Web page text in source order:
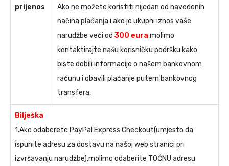
prijenos
Ako ne možete koristiti nijedan od navedenih
načina plaćanja i ako je ukupni iznos vaše
narudžbe veći od 300 eura,molimo
kontaktirajte našu korisničku podršku kako
biste dobili informacije o našem bankovnom
računu i obavili plaćanje putem bankovnog
transfera.
Bilješka
1.Ako odaberete PayPal Express Checkout(umjesto da
ispunite adresu za dostavu na našoj web stranici pri
izvršavanju narudžbe),molimo odaberite TOČNU adresu